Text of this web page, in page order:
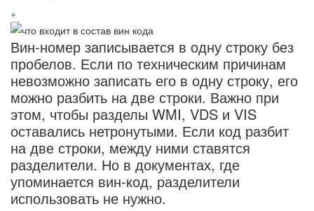
+
Вин-номер записывается в одну строку без
пробелов. Если по техническим причинам
невозможно записать его в одну строку, его
можно разбить на две строки. Важно при
этом, чтобы разделы WMI, VDS и VIS
оставались нетронутыми. Если код разбит
на две строки, между ними ставятся
разделители. Но в документах, где
упоминается вин-код, разделители
использовать не нужно.